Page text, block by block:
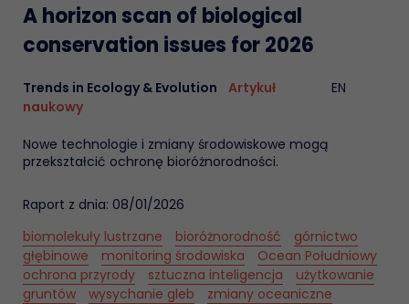
A horizon scan of biological
conservation issues for 2026
Trends in Ecology & Evolution
Artykuł
naukowy
EN
Nowe technologie i zmiany środowiskowe mogą
przekształcić ochronę bioróżnorodności.
Raport z dnia: 08/01/2026
biomolekuły lustrzane
bioróżnorodność
górnictwo
głębinowe
monitoring środowiska
Ocean Południowy
ochrona przyrody
sztuczna inteligencja
użytkowanie
gruntów
wysychanie gleb zmiany oceaniczne